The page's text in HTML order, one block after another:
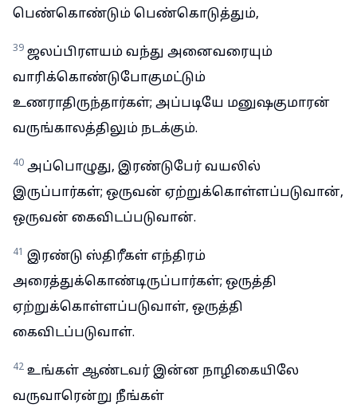
பெண்கொண்டும் பெண்கொடுத்தும்,
39 ஜலப்பிரளயம் வந்து அனைவரையும்
வாரிக்கொண்டுபோகுமட்டும்
உணராதிருந்தார்கள்; அப்படியே மனுஷகுமாரன்
வருங்காலத்திலும் நடக்கும்.
40 அப்பொழுது, இரண்டுபேர் வயலில்
இருப்பார்கள்; ஒருவன் ஏற்றுக்கொள்ளப்படுவான்,
ஒருவன் கைவிடப்படுவான்.
41 இரண்டு ஸ்திரீகள் எந்திரம்
அரைத்துக்கொண்டிருப்பார்கள்; ஒருத்தி
ஏற்றுக்கொள்ளப்படுவாள், ஒருத்தி
கைவிடப்படுவாள்.
42 உங்கள் ஆண்டவர் இன்ன நாழிகையிலே
வருவாரென்று நீங்கள்